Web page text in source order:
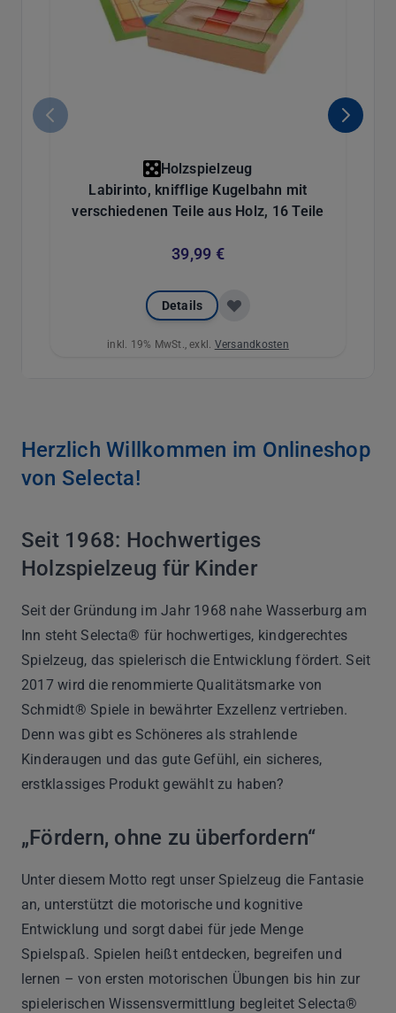
Holzspielzeug
Labirinto, knifflige Kugelbahn mit
verschiedenen Teile aus Holz, 16 Teile
39,99 €
inkl. 19% MwSt., exkl. Versandkosten
Details
Herzlich Willkommen im Onlineshop
von Selecta!
Seit 1968: Hochwertiges
Holzspielzeug für Kinder
Seit der Gründung im Jahr 1968 nahe Wasserburg am
Inn steht Selecta® für hochwertiges, kindgerechtes
Spielzeug, das spielerisch die Entwicklung fördert. Seit
2017 wird die renommierte Qualitätsmarke von
Schmidt® Spiele in bewährter Exzellenz vertrieben.
Denn was gibt es Schöneres als strahlende
Kinderaugen und das gute Gefühl, ein sicheres,
erstklassiges Produkt gewählt zu haben?
„Fördern, ohne zu überfordern“
Unter diesem Motto regt unser Spielzeug die Fantasie
an, unterstützt die motorische und kognitive
Entwicklung und sorgt dabei für jede Menge
Spielspaß. Spielen heißt entdecken, begreifen und
lernen – von ersten motorischen Übungen bis hin zur
spielerischen Wissensvermittlung begleitet Selecta®